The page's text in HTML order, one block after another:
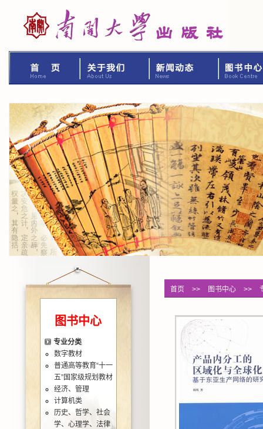
图书中心
专业分类
数字教材
普通高等教育“十一
五”国家级规划教材
经济、管理
计算机类
历史、哲学、社会
学、心理学、法律
首页 >> 图书中心 >>